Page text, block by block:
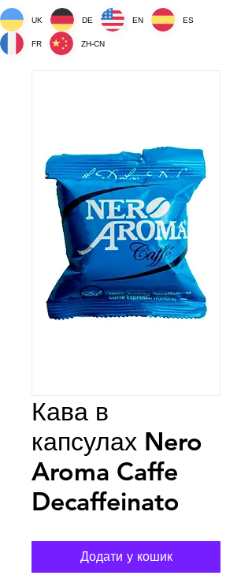
Кава в
капсулах Nero
Aroma Caffe
Decaffeinato
Додати у кошик
UK DE EN ES
FR ZH-CN